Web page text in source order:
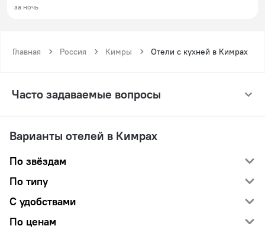
за ночь
Главная Россия Кимры Отели с кухней в Кимрах
Часто задаваемые вопросы
Варианты отелей в Кимрах
По звёздам
По типу
С удобствами
По ценам